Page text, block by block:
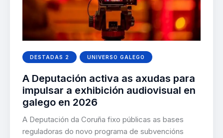
DESTADAS 2 UNIVERSO GALEGO
A Deputación activa as axudas para
impulsar a exhibición audiovisual en
galego en 2026
A Deputación da Coruña fixo públicas as bases
reguladoras do novo programa de subvencións